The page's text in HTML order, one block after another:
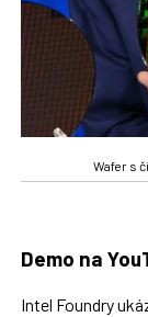
Wafer s
Demo na
Intel Foundry